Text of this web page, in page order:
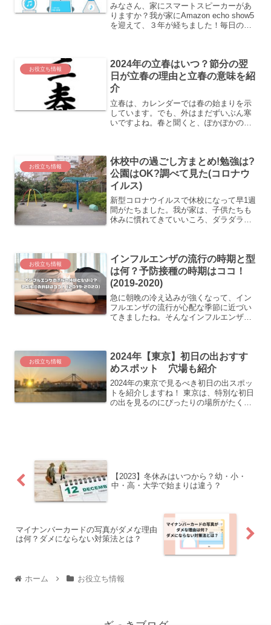
みなさん、家にスマートスピーカーがあ
りますか？我が家にAmazon echo show5
を迎えて、３年が経ちました！毎日の子
お役立ち情報
2024年の立春はいつ？節分の翌
日が立春の理由と立春の意味を紹
介
立春は、カレンダーでは春の始まりを示
しています。でも、外はまだずいぶん寒
いですよね。春と聞くと、ぽかぽかの陽
んな意味があるのか、立...
お役立ち情報
休校中の過ごし方まとめ!勉強は?
公園はOK?調べて見た(コロナウ
イルス)
新型コロナウイルスで休校になって早1週
間がたちました。我が家は、子供たちも
休みに慣れてきていいころ、ダラダラと
園に遊びに行ってもOK...
お役立ち情報
インフルエンザの流行の時期と型
は何？予防接種の時期はココ！
(2019-2020)
急に朝晩の冷え込みが強くなって、イン
フルエンザの流行が心配な季節に近づい
てきましたね。そんなインフルエンザの
いつで、どのくらいに打つと...
お役立ち情報
2024年【東京】初日の出おすす
めスポット 穴場も紹介
2024年の東京で見るべき初日の出スポッ
トを紹介しますね！ 東京は、特別な初日
の出を見るのにぴったりの場所がたくさ
【2023】冬休みはいつから？幼・小・
中・高・大学で始まりは違う？
マイナンバーカードの写真がダメな理由
は何？ダメにならない対策法とは？
ホーム お役立ち情報